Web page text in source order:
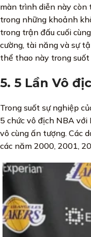
màn trình diễn này
trong những khoảnh
trong trận đấu cuối
cường, tài năng và sự
thể thao này trong
5. 5 Lần Vô
Trong suốt sự nghiệp
5 chức vô địch NBA
vô cùng ấn tượng. Các
các năm 2000, 2001,